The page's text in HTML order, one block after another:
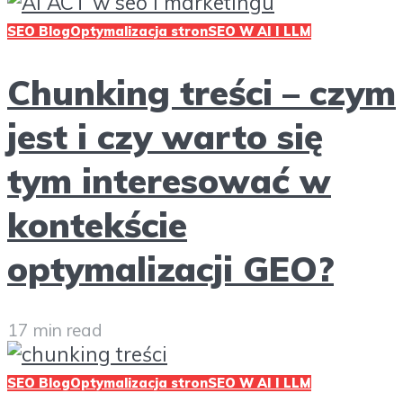
SEO BlogOptymalizacja stronSEO W AI I LLM
Chunking treści – czym
jest i czy warto się
tym interesować w
kontekście
optymalizacji GEO?
17 min read
SEO BlogOptymalizacja stronSEO W AI I LLM